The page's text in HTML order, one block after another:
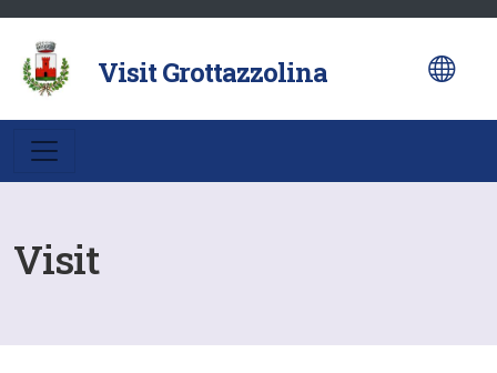
Visit Grottazzolina
Visit